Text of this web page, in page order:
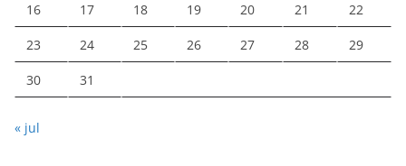
16 17 18 19 20 21 22
23 24 25 26 27 28 29
30 31
« jul